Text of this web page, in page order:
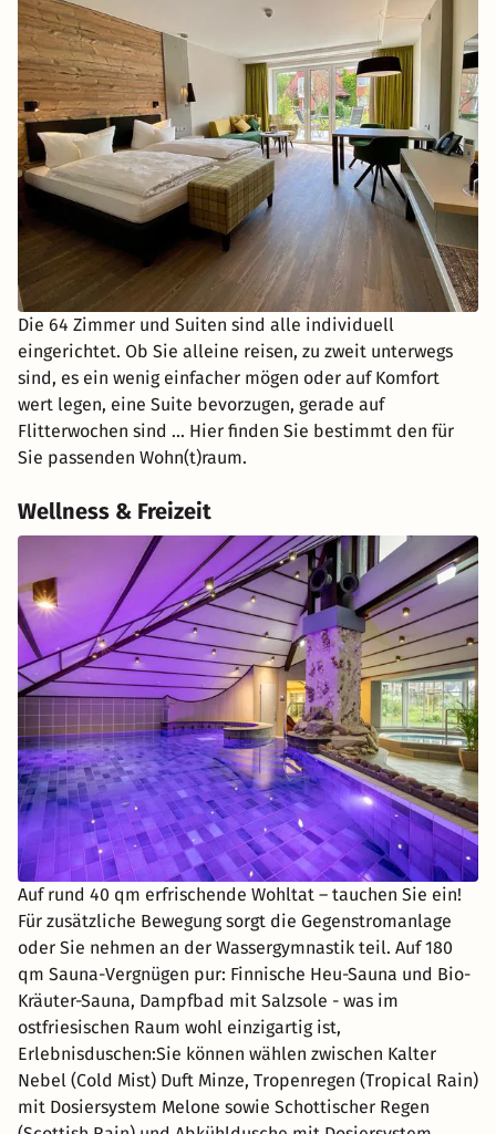
Die 64 Zimmer und Suiten sind alle individuell
eingerichtet. Ob Sie alleine reisen, zu zweit unterwegs
sind, es ein wenig einfacher mögen oder auf Komfort
wert legen, eine Suite bevorzugen, gerade auf
Flitterwochen sind ... Hier finden Sie bestimmt den für
Sie passenden Wohn(t)raum.
Wellness & Freizeit
Auf rund 40 qm erfrischende Wohltat – tauchen Sie ein!
Für zusätzliche Bewegung sorgt die Gegenstromanlage
oder Sie nehmen an der Wassergymnastik teil. Auf 180
qm Sauna-Vergnügen pur: Finnische Heu-Sauna und Bio-
Kräuter-Sauna, Dampfbad mit Salzsole - was im
ostfriesischen Raum wohl einzigartig ist,
Erlebnisduschen:Sie können wählen zwischen Kalter
Nebel (Cold Mist) Duft Minze, Tropenregen (Tropical Rain)
mit Dosiersystem Melone sowie Schottischer Regen